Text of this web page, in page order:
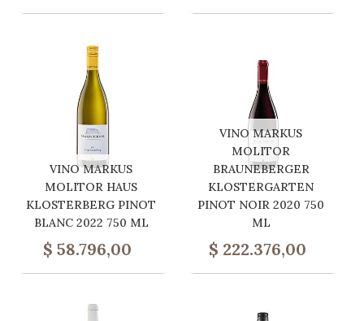
VINO MARKUS
MOLITOR HAUS
KLOSTERBERG PINOT
BLANC 2022 750 ML
$58.796,00
VINO MARKUS
MOLITOR
BRAUNEBERGER
KLOSTERGARTEN
PINOT NOIR 2020 750
ML
$ 222.376,00